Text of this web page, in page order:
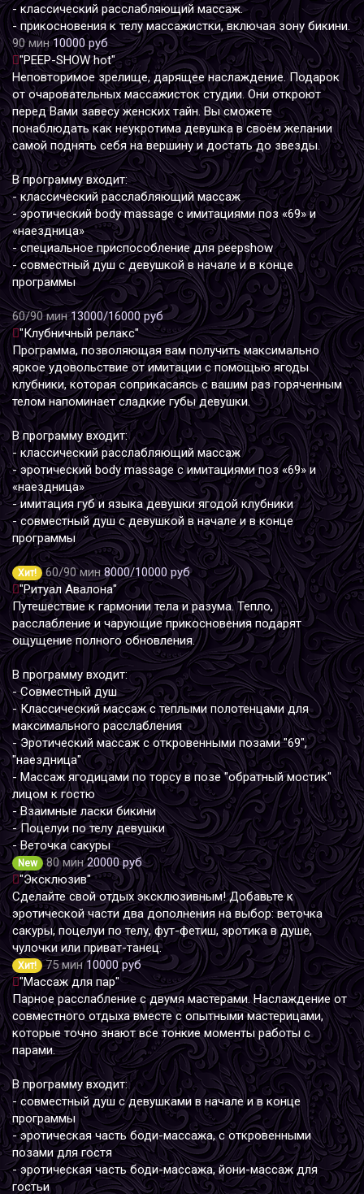
- классический расслабляющий массаж.
- прикосновения к телу массажистки, включая зону бикини.
90 мин 10000 руб
"PEEP-SHOW hot"
Неповторимое зрелище, дарящее наслаждение. Подарок
от очаровательных массажисток студии. Они откроют
перед Вами завесу женских тайн. Вы сможете
понаблюдать как неукротима девушка в своём желании
самой поднять себя на вершину и достать до звезды.
В программу входит:
- классический расслабляющий массаж
- эротический body massage с имитациями поз «69» и
«наездница»
- специальное приспособление для peepshow
- совместный душ с девушкой в начале и в конце
программы
60/90 мин 13000/16000 руб
"Клубничный релакс"
Программа, позволяющая вам получить максимально
яркое удовольствие от имитации с помощью ягоды
клубники, которая соприкасаясь с вашим раз горяченным
телом напоминает сладкие губы девушки.
В программу входит:
- классический расслабляющий массаж
- эротический body massage с имитациями поз «69» и
«наездница»
- имитация губ и языка девушки ягодой клубники
- совместный душ с девушкой в начале и в конце
программы
Хит! 60/90 мин 8000/10000 руб
"Ритуал Авалона"
Путешествие к гармонии тела и разума. Тепло,
расслабление и чарующие прикосновения подарят
ощущение полного обновления.
В программу входит:
- Совместный душ
- Классический массаж с теплыми полотенцами для
максимального расслабления
- Эротический массаж с откровенными позами "69",
"наездница"
- Массаж ягодицами по торсу в позе "обратный мостик"
лицом к гостю
- Взаимные ласки бикини
- Поцелуи по телу девушки
- Веточка сакуры
New 80 мин 20000 руб
"Эксклюзив"
Сделайте свой отдых эксклюзивным! Добавьте к
эротической части два дополнения на выбор: веточка
сакуры, поцелуи по телу, фут-фетиш, эротика в душе,
чулочки или приват-танец.
Хит! 75 мин 10000 руб
"Массаж для пар"
Парное расслабление с двумя мастерами. Наслаждение от
совместного отдыха вместе с опытными мастерицами,
которые точно знают все тонкие моменты работы с
парами.
В программу входит:
- совместный душ с девушками в начале и в конце
программы
- эротическая часть боди-массажа, с откровенными
позами для гостя
- эротическая часть боди-массажа, йони-массаж для
гостьи